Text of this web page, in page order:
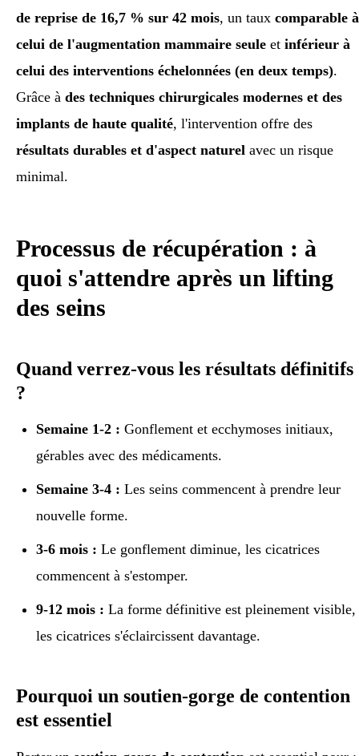
de reprise de 16,7 % sur 42 mois, un taux comparable à
celui de l'augmentation mammaire seule et inférieur à
celui des interventions échelonnées (en deux temps).
Grâce à des techniques chirurgicales modernes et des
implants de haute qualité, l'intervention offre des
résultats durables et d'aspect naturel avec un risque
minimal.
Processus de récupération : à
quoi s'attendre après un lifting
des seins
Quand verrez-vous les résultats définitifs
?
Semaine 1-2 : Gonflement et ecchymoses initiaux,
gérables avec des médicaments.
Semaine 3-4 : Les seins commencent à prendre leur
nouvelle forme.
3-6 mois : Le gonflement diminue, les cicatrices
commencent à s'estomper.
9-12 mois : La forme définitive est pleinement visible,
les cicatrices s'éclaircissent davantage.
Pourquoi un soutien-gorge de contention
est essentiel